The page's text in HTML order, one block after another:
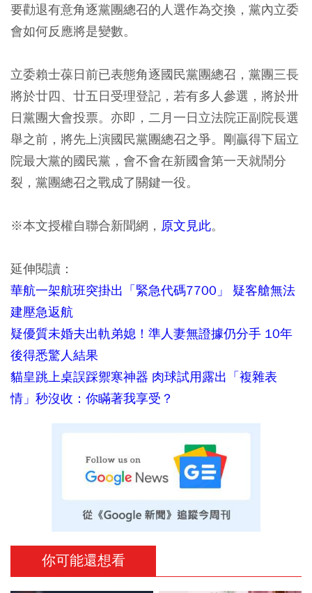
要勸退有意角逐黨團總召的人選作為交換，黨內立委
會如何反應將是變數。
立委賴士葆日前已表態角逐國民黨團總召，黨團三長
將於廿四、廿五日受理登記，若有多人參選，將於卅
日黨團大會投票。亦即，二月一日立法院正副院長選
舉之前，將先上演國民黨團總召之爭。剛贏得下屆立
院最大黨的國民黨，會不會在新國會第一天就鬧分
裂，黨團總召之戰成了關鍵一役。
※本文授權自聯合新聞網， 原文見此。
延伸閱讀：
華航一架航班突掛出「緊急代碼7700」 疑客艙無法
建壓急返航
疑優質未婚夫出軌弟媳！準人妻無證據仍分手 10年
後得悉驚人結果
貓皇跳上桌誤踩禦寒神器 肉球試用露出「複雜表
情」秒沒收：你瞞著我享受？
你可能還想看